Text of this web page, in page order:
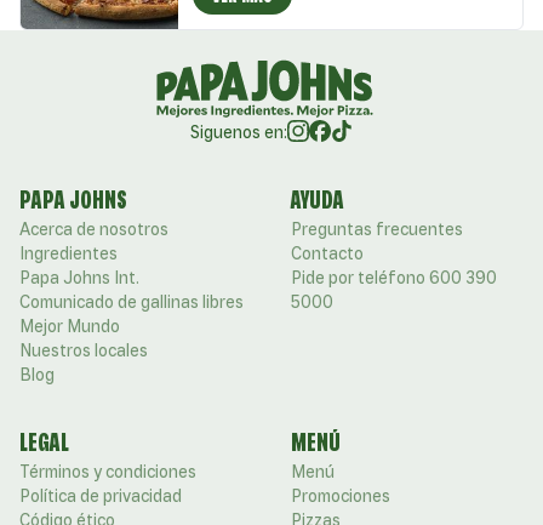
Siguenos en:
PAPA JOHNS
Acerca de nosotros
Ingredientes
Papa Johns Int.
Comunicado de gallinas libres
Mejor Mundo
Nuestros locales
Blog
AYUDA
Preguntas frecuentes
Contacto
Pide por teléfono 600 390
5000
LEGAL
Términos y condiciones
Política de privacidad
Código ético
MENÚ
Menú
Promociones
Pizzas